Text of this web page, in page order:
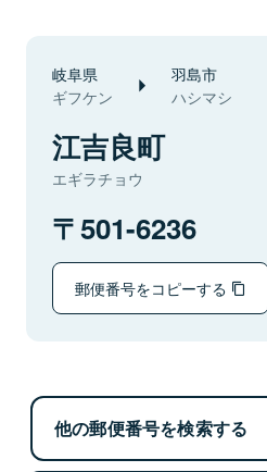
岐阜県
ギフケン
羽島市
ハシマシ
江吉良町
エギラチョウ
501-6236
郵便番号をコピーする
他の郵便番号を検索する